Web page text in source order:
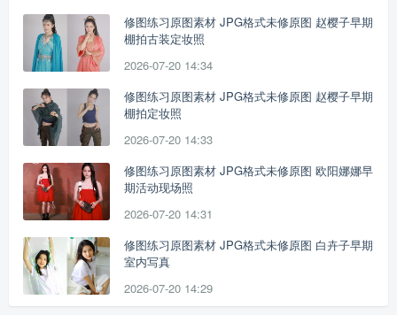
修图练习原图素材 JPG格式未修原图 赵樱子早期
棚拍古装定妆照
2026-07-20 14:34
修图练习原图素材 JPG格式未修原图 赵樱子早期
棚拍定妆照
2026-07-20 14:33
修图练习原图素材 JPG格式未修原图 欧阳娜娜早
期活动现场照
2026-07-20 14:31
修图练习原图素材 JPG格式未修原图 白卉子早期
室内写真
2026-07-20 14:29